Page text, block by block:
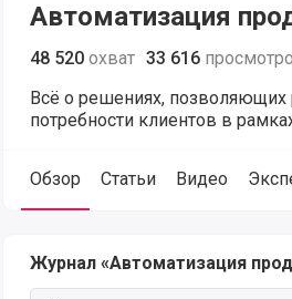
Автоматизация
48 520 охват 33 616
Всё о решениях, позволяющих
потребности клиентов в
Обзор Статьи Видео
Журнал «Автоматизация